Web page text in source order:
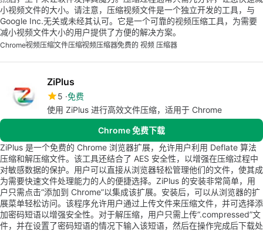
小视频文件的大小。请注意，压缩视频文件是一个独立开发的工具，与
Google Inc.无关或未经其认可。它是一个可靠的视频压缩工具，为需要
减小视频文件大小的用户提供了方便的解决方案。
Chrome视频压缩文件压缩视频压缩器免费的 视频 压缩器
ZiPlus
5 免费
使用 ZiPlus 进行高效文件压缩，适用于 Chrome
Chrome 免费下载
ZiPlus 是一个免费的 Chrome 浏览器扩展，允许用户利用 Deflate 算法
压缩和解压缩文件。该工具还结合了 AES 安全性，以增强在压缩过程中
对敏感数据的保护。用户可以直接从浏览器轻松管理他们的文件，使其成
为需要快速文件处理能力的人的便捷选择。ZiPlus 的安装非常简单，用
户只需点击“添加到 Chrome”以集成该扩展。安装后，可以从浏览器的扩
展菜单轻松访问。该程序允许用户通过上传文件来压缩文件，并可选择添
加密码短语以增强安全性。对于解压缩，用户只需上传“.compressed”文
件，并在设置了密码短语的情况下输入该短语，然后在操作完成后下载处